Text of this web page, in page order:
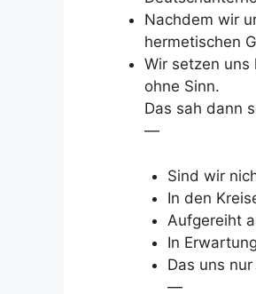
Nachdem wir
hermetischen
Wir setzen
ohne Sinn.
Das sah dann
—
Sind wir
In den
Aufgereiht
In
Das uns
—